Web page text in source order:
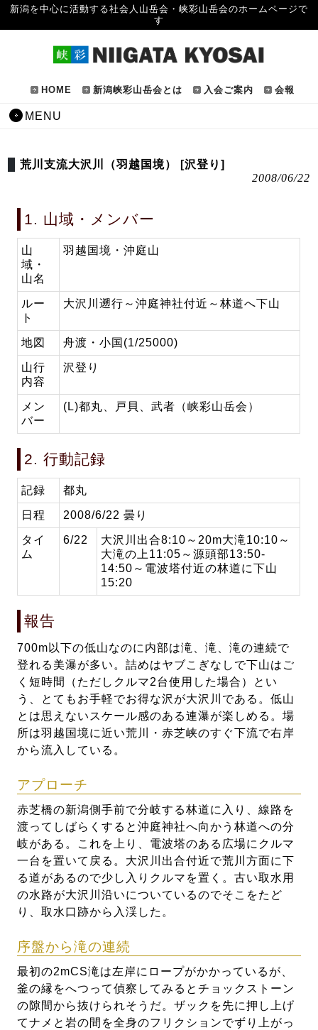
新潟を中心に活動する社会人山岳会・峡彩山岳会のホームページで
す
HOME 新潟峡彩山岳会とは 入会ご案内 会報
MENU
荒川支流大沢川（羽越国境） [沢登り]
2008/06/22
1. 山域・メンバー
山
域・
山名
羽越国境・沖庭山
ルー
ト
大沢川遡行～沖庭神社付近～林道へ下山
地図 舟渡・小国(1/25000)
山行
内容
沢登り
メン
バー
(L)都丸、戸貝、武者（峡彩山岳会）
2. 行動記録
記録 都丸
日程 2008/6/22 曇り
タイ
ム
6/22
大沢川出合8:10～20m大滝10:10～
大滝の上11:05～源頭部13:50-
14:50～電波塔付近の林道に下山
15:20
報告
700m以下の低山なのに内部は滝、滝、滝の連続で
登れる美瀑が多い。詰めはヤブこぎなしで下山はご
く短時間（ただしクルマ2台使用した場合）とい
う、とてもお手軽でお得な沢が大沢川である。低山
とは思えないスケール感のある連瀑が楽しめる。場
所は羽越国境に近い荒川・赤芝峡のすぐ下流で右岸
から流入している。
アプローチ
赤芝橋の新潟側手前で分岐する林道に入り、線路を
渡ってしばらくすると沖庭神社へ向かう林道への分
岐がある。これを上り、電波塔のある広場にクルマ
一台を置いて戻る。大沢川出合付近で荒川方面に下
る道があるので少し入りクルマを置く。古い取水用
の水路が大沢川沿いについているのでそこをたど
り、取水口跡から入渓した。
序盤から滝の連続
最初の2mCS滝は左岸にロープがかかっているが、
釜の縁をへつって偵察してみるとチョックストーン
の隙間から抜けられそうだ。ザックを先に押し上げ
てナメと岩の間を全身のフリクションでずり上がっ